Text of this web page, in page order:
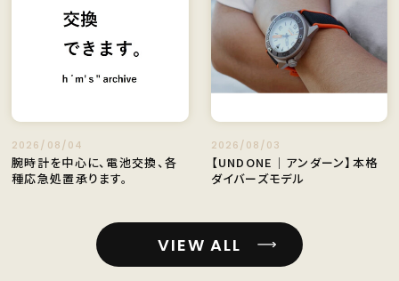
2026/08/04
腕時計を中心に、電池交換、各
種応急処置承ります。
2026/08/03
【UNDONE｜アンダーン】本格
ダイバーズモデル
VIEW ALL